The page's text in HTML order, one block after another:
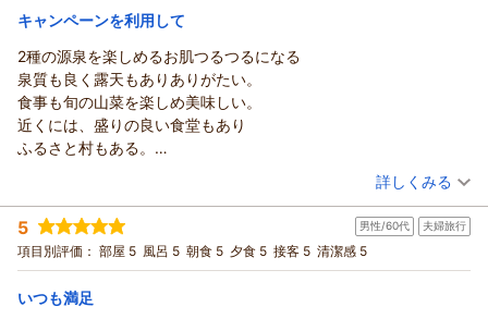
宿泊価格帯： 16,001～17,000円(大人一人あたり/税込)
キャンペーンを利用して
2種の源泉を楽しめるお肌つるつるになる
泉質も良く露天もありありがたい。
食事も旬の山菜を楽しめ美味しい。
近くには、盛りの良い食堂もあり
ふるさと村もある。
（投稿日：2026/06/22）
宿泊時期： 2026年06月宿泊 (家族旅行)
投稿者： ロビンさん
宿泊プラン： 【秋田得旅】【ちょい贅沢】料理長おまかせ和膳／特別2食付
和室 朝・夕 夕/個室利用
宿泊価格帯：
詳しくみる
5 男性/60代 夫婦旅行
項目別評価： 部屋 5 風呂 5 朝食 5 夕食 5 接客 5 清潔感 5
いつも満足